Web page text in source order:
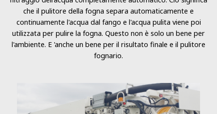
che il pulitore della fogna separa automaticamente e
continuamente l'acqua dal fango e l'acqua pulita viene poi
utilizzata per pulire la fogna. Questo non è solo un bene per
l'ambiente. E 'anche un bene per il risultato finale e il pulitore
fognario.